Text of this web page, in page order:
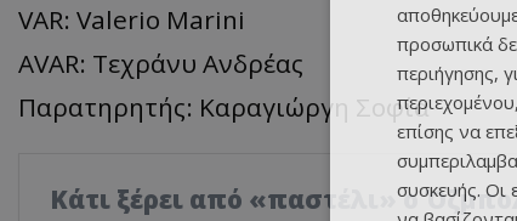
VAR: Valerio Marini
AVAR: Τεχράνυ Ανδρέας
Παρατηρητής: Καραγιώργη Σοφία
Κάτι ξέρει από «παστέλι» ο
προσωπικά
περιήγησης,
επίσης να
συσκευής. Οι